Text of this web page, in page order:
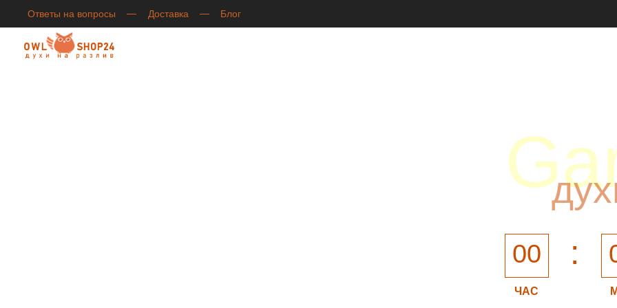
Ответы на вопросы Доставка Блог
00
ЧАС
: